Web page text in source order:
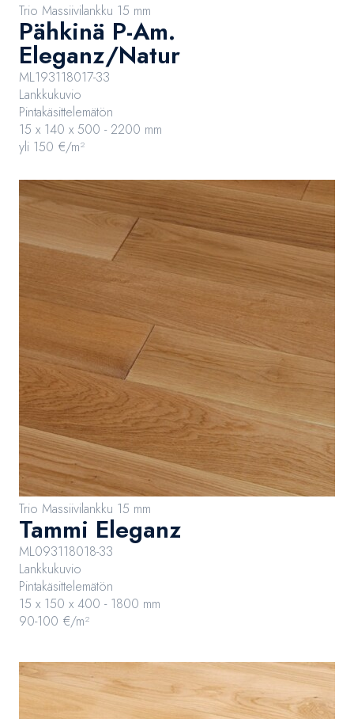
Trio Massiivilankku 15 mm
Pähkinä P-Am.
Eleganz/Natur
ML193118017-33
Lankkukuvio
Pintakäsittelemätön
15 x 140 x 500 - 2200 mm
yli 150 €/m²
Trio Massiivilankku 15 mm
Tammi Eleganz
ML093118018-33
Lankkukuvio
Pintakäsittelemätön
15 x 150 x 400 - 1800 mm
90-100 €/m²